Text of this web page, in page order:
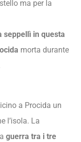
ma per la
seppellì in questa
morta durante
a Procida un
l’isola. La
guerra tra i tre